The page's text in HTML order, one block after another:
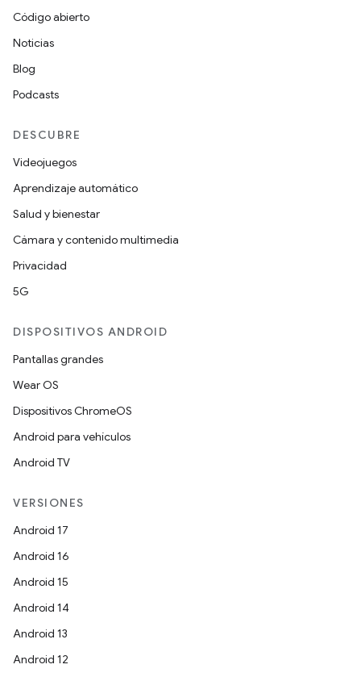
Código abierto
Noticias
Blog
Podcasts
DESCUBRE
Videojuegos
Aprendizaje automático
Salud y bienestar
Cámara y contenido multimedia
Privacidad
5G
DISPOSITIVOS ANDROID
Pantallas grandes
Wear OS
Dispositivos ChromeOS
Android para vehículos
Android TV
VERSIONES
Android 17
Android 16
Android 15
Android 14
Android 13
Android 12